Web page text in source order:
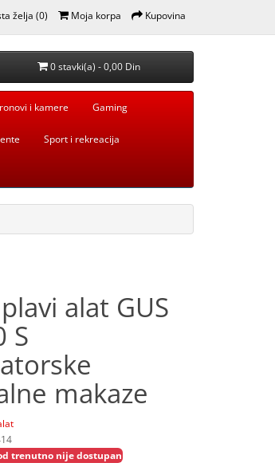
želja (0) Moja korpa Kupovina
0 stavki(a) - 0,00 Din
i kamere Gaming
Sport i rekreacija
alat GUS
S
makaze
trenutno nije dostupan